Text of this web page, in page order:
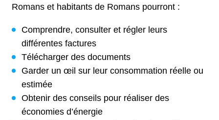
Romans et habitants de Romans pourront :
Comprendre, consulter et régler leurs
différentes factures
Télécharger des documents
Garder un œil sur leur consommation réelle ou
estimée
Obtenir des conseils pour réaliser des
économies d’énergie